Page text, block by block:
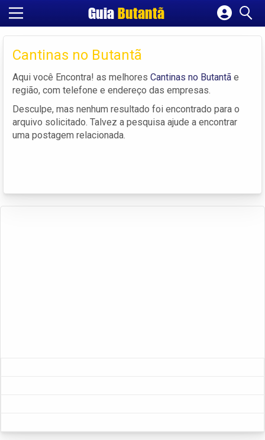
GuiaButantã
Cadastrar empresa
Fazer login
Criar conta
Cantinas no Butantã
Aqui você Encontra! as melhores Cantinas no Butantã e
região, com telefone e endereço das empresas.
Desculpe, mas nenhum resultado foi encontrado para o
arquivo solicitado. Talvez a pesquisa ajude a encontrar
uma postagem relacionada.